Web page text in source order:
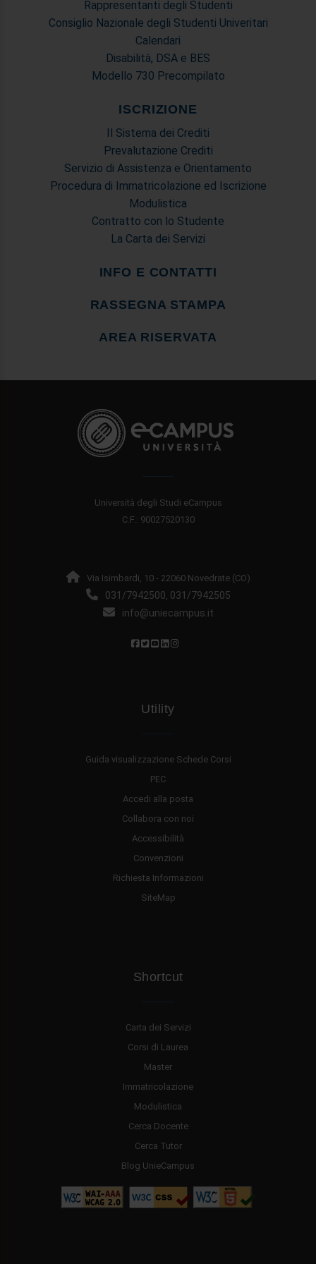
Rappresentanti degli Studenti
Consiglio Nazionale degli Studenti Univeritari
Calendari
Disabilità, DSA e BES
Modello 730 Precompilato
ISCRIZIONE
Il Sistema dei Crediti
Prevalutazione Crediti
Servizio di Assistenza e Orientamento
Procedura di Immatricolazione ed Iscrizione
Modulistica
Contratto con lo Studente
La Carta dei Servizi
INFO E CONTATTI
RASSEGNA STAMPA
AREA RISERVATA
Università degli Studi eCampus
C.F.: 90027520130
Via Isimbardi, 10 - 22060 Novedrate (CO)
031/7942500, 031/7942505
info@uniecampus.it
Utility
Guida visualizzazione Schede Corsi
PEC
Accedi alla posta
Collabora con noi
Accessibilità
Convenzioni
Richiesta Informazioni
SiteMap
Shortcut
Carta dei Servizi
Corsi di Laurea
Master
Immatricolazione
Modulistica
Cerca Docente
Cerca Tutor
Blog UnieCampus